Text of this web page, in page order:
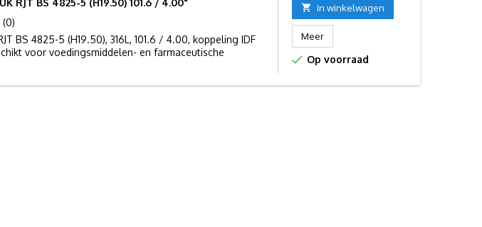
RJT BS 4825-5 (H19.50) 101.6 / 4.00"
(0)
BS 4825-5 (H19.50), 316L, 101.6 / 4.00, koppeling IDF
voor voedingsmiddelen- en farmaceutische
 In winkelwagen
Meer
 Op voorraad